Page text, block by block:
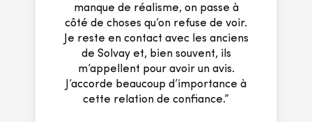
manque de réalisme, on passe à
côté de choses qu’on refuse de voir.
Je reste en contact avec les anciens
de Solvay et, bien souvent, ils
m’appellent pour avoir un avis.
J’accorde beaucoup d’importance à
cette relation de confiance.”